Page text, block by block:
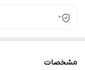
0
مشخصات